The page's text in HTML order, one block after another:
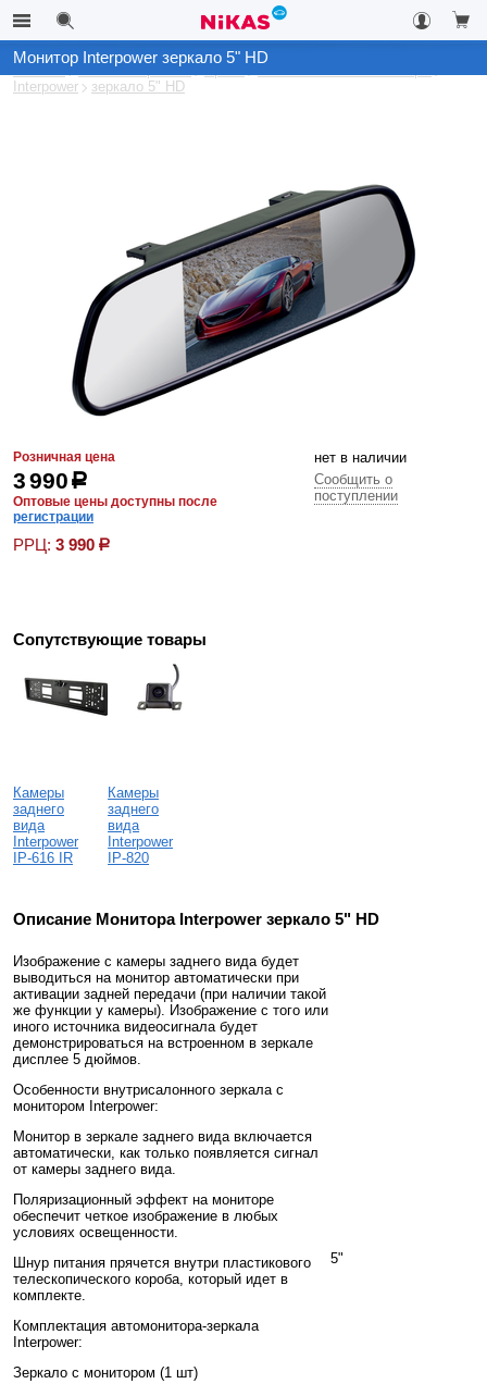
Автоэлектроника
Interpower
зеркало 5" HD
Монитор Interpower зеркало 5" HD
Розничная цена
3 990р
Оптовые цены доступны после
регистрации
РРЦ: 3 990 р
нет в наличии
Сообщить о
поступлении
Сопутствующие товары
Камеры
заднего
вида
Interpower
IP-616 IR
Камеры
заднего
вида
Interpower
IP-820
Описание Монитора Interpower зеркало 5" HD
Изображение с камеры заднего вида будет
выводиться на монитор автоматически при
активации задней передачи (при наличии такой
же функции у камеры). Изображение с того или
иного источника видеосигнала будет
демонстрироваться на встроенном в зеркале
дисплее 5 дюймов.
Особенности внутрисалонного зеркала с
монитором Interpower:
Монитор в зеркале заднего вида включается
автоматически, как только появляется сигнал
от камеры заднего вида.
Поляризационный эффект на мониторе
обеспечит четкое изображение в любых
условиях освещенности.
Шнур питания прячется внутри пластикового
телескопического короба, который идет в
комплекте.
Комплектация автомонитора-зеркала
Interpower:
Зеркало с монитором (1 шт)
5"